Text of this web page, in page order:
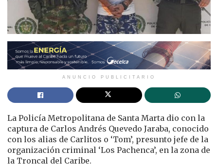
ANUNCIO PUBLICITARIO
La Policía Metropolitana de Santa Marta dio con la
captura de Carlos Andrés Quevedo Jaraba, conocido
con los alias de Carlitos o ‘Tom’, presunto jefe de la
organización criminal ‘Los Pachenca’, en la zona de
la Troncal del Caribe.